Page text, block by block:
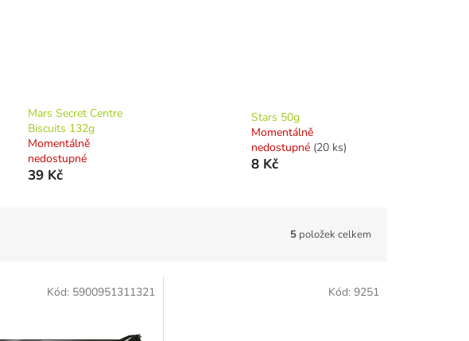
Mars Secret Centre
Biscuits 132g
Momentálně
nedostupné
39 Kč
Stars 50g
Momentálně
nedostupné (20 ks)
8 Kč
5 položek celkem
Kód: 5900951311321 Kód: 9251